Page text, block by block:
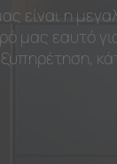
είναι η
μας εαυτό